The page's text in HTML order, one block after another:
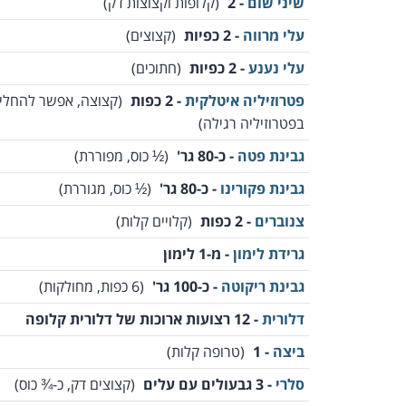
עלי מרווה - 2 כפיות
(קצוצים)
עלי נענע- 2 כפיות
(חתוכים)
פטרוזיליה איטלקית- 2 כפות
(קצוצה, אפשר
בפטרוזיליה רגילה)
גבינת פטה - כ-80 גר'
(½ כוס, מפוררת)
גבינת פקורינו - כ-80 גר'
(½ כוס, מגוררת)
צנוברים - 2 כפות
(קלויים קלות)
גרידת לימון- מ-1 לימון
גבינת ריקוטה - כ-100 גר'
(6 כפות, מחולקות)
דלורית- 12 רצועות ארוכות של דלורית קלופה
ביצה - 1
(טרופה קלות)
סלרי - 3 גבעולים עם עלים (קצוצים דק, כ-¾ כוס)